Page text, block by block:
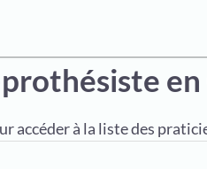
en
accéder à la liste des